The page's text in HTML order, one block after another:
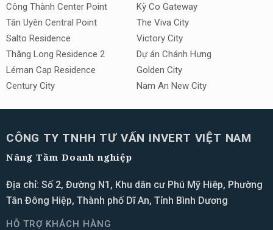
Công Thành Center Point
Tân Uyên Central Point
Salto Residence
Thăng Long Residence 2
Léman Cap Residence
Century City
Kỳ Co Gateway
The Viva City
Victory City
Dự án Chánh Hưng
Golden City
Nam An New City
CÔNG TY TNHH TƯ VẤN INVERT VIỆT NAM
Nâng Tầm Doanh nghiệp
Địa chỉ: Số 2, Đường N1, Khu dân cư Phú Mỹ Hiêp, Phường
Tân Đông Hiệp, Thành phố Dĩ An, Tỉnh Bình Dương
HỖ TRỢ KHÁCH HÀNG